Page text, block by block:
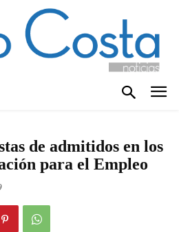
de admitidos en los
para el Empleo